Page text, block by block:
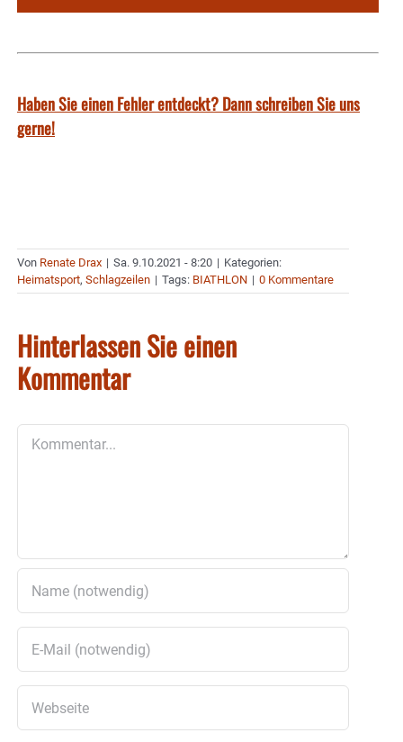
Haben Sie einen Fehler entdeckt? Dann schreiben Sie uns
gerne!
Von Renate Drax | Sa. 9.10.2021 - 8:20 | Kategorien:
Heimatsport, Schlagzeilen | Tags: BIATHLON | 0 Kommentare
Hinterlassen Sie einen
Kommentar